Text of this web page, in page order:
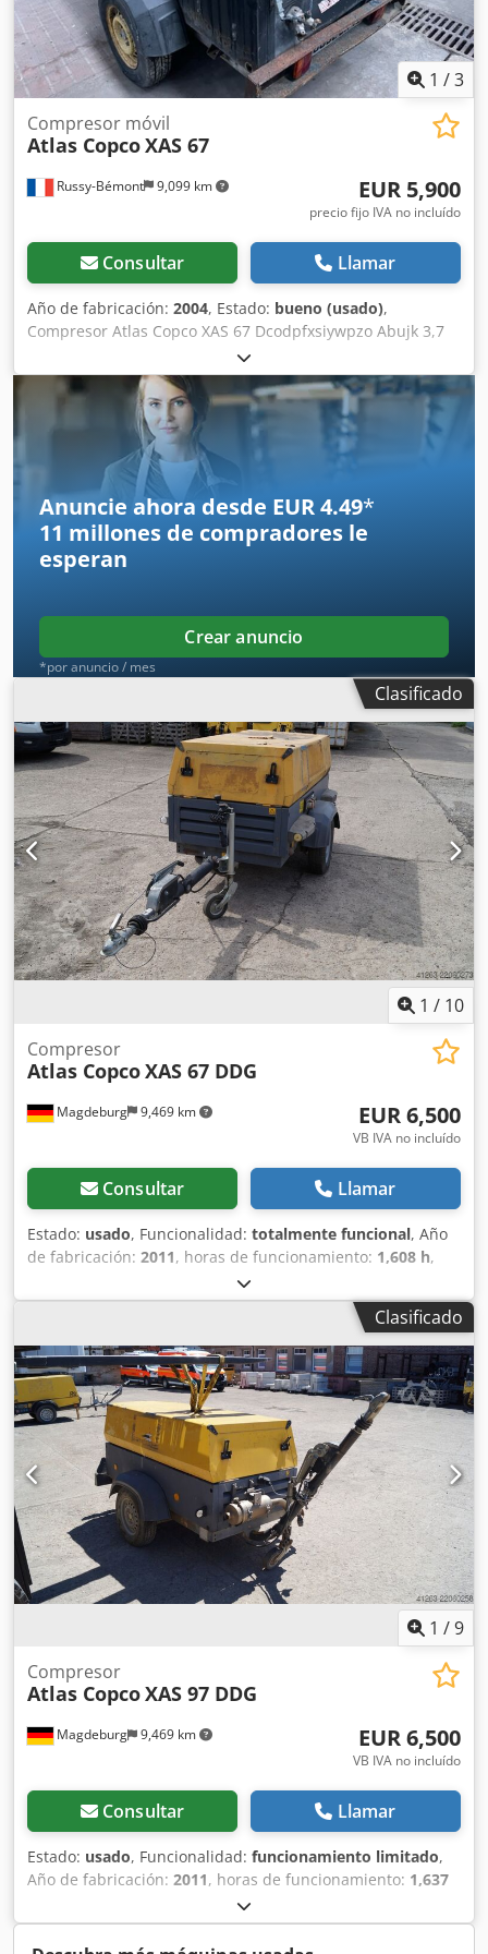
Djdpstwz Ezefx Abuock - Engrasador de herramientas -
Opción de anilla de remolque DIN para camión o
acoplamiento de cabeza esférica para automóvil,
dispositivo de remolque ajustable en altura Próxima
prueba de recipiente a presión conforme a la Directiva
87/404/CEE prevista para mayo de 2026 Si tiene alguna
pregunta, póngase en contacto con nosotros
1 /3
Russy-Bémont 9,099 km
Compresor móvil
Atlas CopcoXAS 67
EUR 5,900
precio fijo IVA no incluído
Consultar Llamar
Año de fabricación: 2004, Estado: bueno (usado),
Compresor Atlas Copco XAS 67 Dcodpfxsiywpzo Abujk 3,7
m³/min Horas de funcionamiento: 2.371 h Motor Deutz
Tipo: diésel
Anuncie ahora desde EUR 4.49*
11 millones de compradores le
esperan
Crear anuncio
*por anuncio / mes
Clasificado
1 / 10
Magdeburg 9,469 km
Compresor
Atlas CopcoXAS 67 DDG
EUR 6,500
VB IVA no incluído
Consultar Llamar
Estado: usado, Funcionalidad: totalmente funcional, Año
de fabricación: 2011, horas de funcionamiento: 1,608 h,
Compresor Atlas Copco XAS 67 DDG, año 2011, 1608 horas
de funcionamiento, caudal volumétrico 3,5 m³, corriente
de emergencia 12,5 kVA, conexiones: 1 x 230 voltios, 2 x
400 voltios, núm. de serie YA3062565B0165591,
documentación de matriculación disponible. Dsdpfx
Aozbiivebujck
Clasificado
1 /9
Magdeburg 9,469 km
Compresor
Atlas CopcoXAS 97 DDG
EUR 6,500
VB IVA no incluído
Consultar Llamar
Estado: usado, Funcionalidad: funcionamiento limitado,
Año de fabricación: 2011, horas de funcionamiento: 1,637
, Compresor Atlas Copco XAS 97 DDG, año de fabricación
2011, 1637 horas de funcionamiento, caudal 5,3 m³,
alimentación de emergencia 12,5 kVA, conexiones: 1 x 230